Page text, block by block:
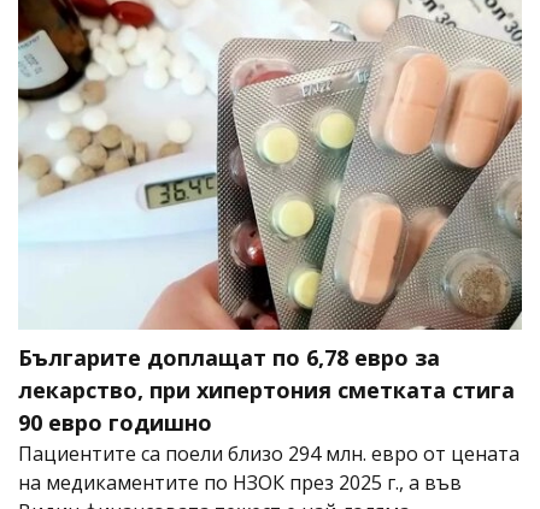
Българите доплащат по 6,78 евро за
лекарство, при хипертония сметката стига
90 евро годишно
Пациентите са поели близо 294 млн. евро от цената
на медикаментите по НЗОК през 2025 г., а във